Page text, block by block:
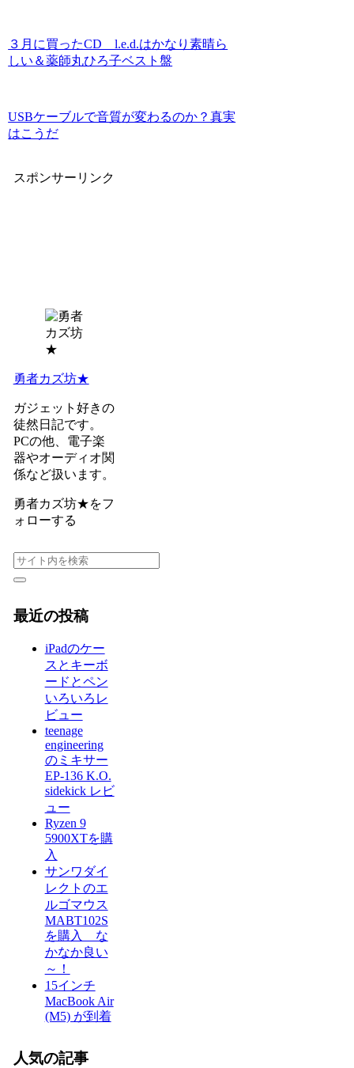
３月に買ったCD l.e.d.はかなり素晴ら
しい＆薬師丸ひろ子ベスト盤
USBケーブルで音質が変わるのか？真実
はこうだ
スポンサーリンク
勇者カズ坊★
ガジェット好きの
徒然日記です。
PCの他、電子楽
器やオーディオ関
係など扱います。
勇者カズ坊★をフ
ォローする
最近の投稿
iPadのケー
スとキーボ
ードとペン
いろいろレ
ビュー
teenage
engineering
のミキサー
EP-136 K.O.
sidekick レビ
ュー
Ryzen 9
5900XTを購
入
サンワダイ
レクトのエ
ルゴマウス
MABT102S
を購入 な
かなか良い
～！
15インチ
MacBook Air
(M5) が到着
人気の記事